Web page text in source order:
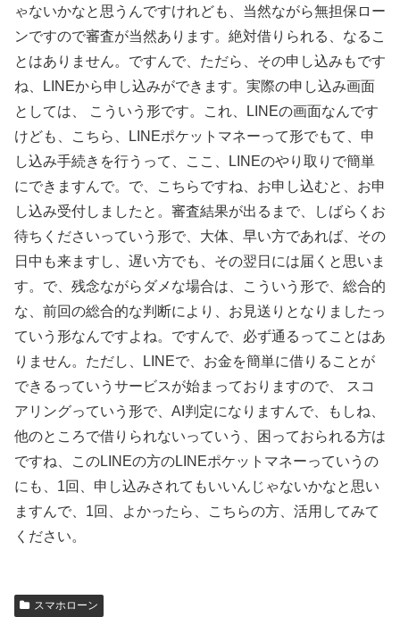
ゃないかなと思うんですけれども、当然ながら無担保ロー
ンですので審査が当然あります。絶対借りられる、なるこ
とはありません。ですんで、ただら、その申し込みもです
ね、LINEから申し込みができます。実際の申し込み画面
としては、 こういう形です。これ、LINEの画面なんです
けども、こちら、LINEポケットマネーって形でもて、申
し込み手続きを行うって、ここ、LINEのやり取りで簡単
にできますんで。で、こちらですね、お申し込むと、お申
し込み受付しましたと。審査結果が出るまで、しばらくお
待ちくださいっていう形で、大体、早い方であれば、その
日中も来ますし、遅い方でも、その翌日には届くと思いま
す。で、残念ながらダメな場合は、こういう形で、総合的
な、前回の総合的な判断により、お見送りとなりましたっ
ていう形なんですよね。ですんで、必ず通るってことはあ
りません。ただし、LINEで、お金を簡単に借りることが
できるっていうサービスが始まっておりますので、 スコ
アリングっていう形で、AI判定になりますんで、もしね、
他のところで借りられないっていう、困っておられる方は
ですね、このLINEの方のLINEポケットマネーっていうの
にも、1回、申し込みされてもいいんじゃないかなと思い
ますんで、1回、よかったら、こちらの方、活用してみて
ください。
スマホローン